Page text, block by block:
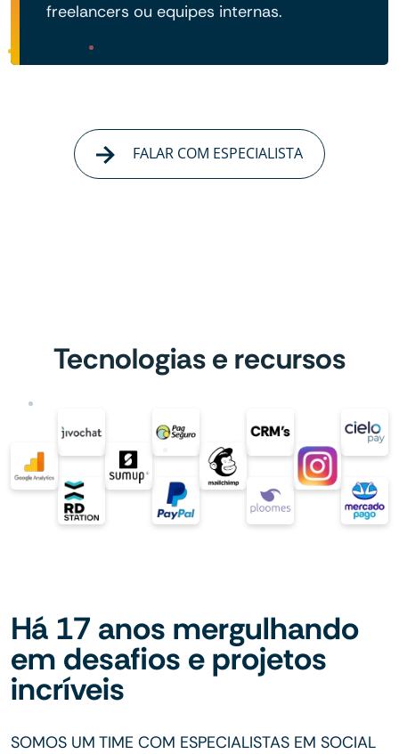
freelancers ou equipes internas.
FALAR COM ESPECIALISTA
Tecnologias e recursos
Há 17 anos mergulhando
em desafios e projetos
incríveis
SOMOS UM TIME COM ESPECIALISTAS EM SOCIAL